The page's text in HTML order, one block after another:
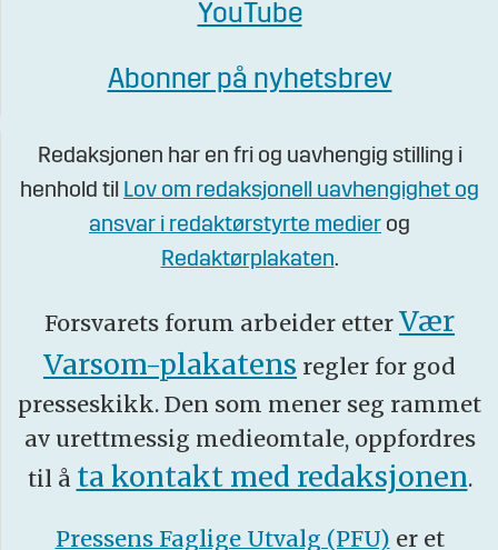
YouTube
Abonner på nyhetsbrev
Redaksjonen har en fri og uavhengig stilling i
henhold til Lov om redaksjonell uavhengighet og
ansvar i redaktørstyrte medier og
Redaktørplakaten.
Forsvarets forum arbeider etter Vær
Varsom-plakatens regler for god
presseskikk. Den som mener seg rammet
av urettmessig medieomtale, oppfordres
til å ta kontakt med redaksjonen.
Pressens Faglige Utvalg (PFU) er et